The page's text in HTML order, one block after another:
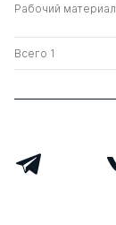
Рабочий материал
Всего 1